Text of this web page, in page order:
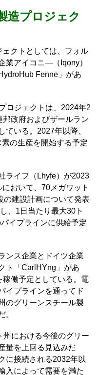
造プロジェク
クトとしては、フォル
業アイコニ―（Iqony）
Fenne」があ
ロジェクトは、2024年2
政府およびザールラン
ている。2027年以降、
の生産を開始する予定
ライフ（Lhyfe）が2023
おいて、70メガワット
の建設計画について発表
、1日当たり最大30ト
イプラインに供給予定
ンス企業とドイツ企業
ト「CarlHYng」があ
働予定としている。電
イプラインを通ってド
のグリーンスチール製
。
州における今後のグリー
量を上回る見込みだ
に接続される2032年以
入によって需要を満た